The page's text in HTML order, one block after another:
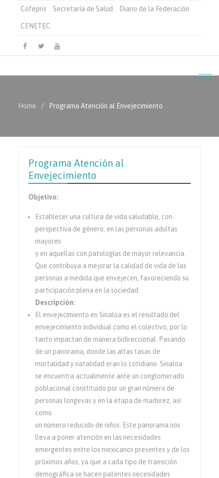
Cofepris Secretaría de Salud Diario de la Federación
CENETEC
Facebook
TwitterYoutube
Home Programa Atención al Envejecimiento
Programa Atención al
Envejecimiento
Objetivo:
Establecer una cultura de vida saludable, con
perspectiva de género, en las personas adultas
mayores
y en aquellas con patologías de mayor relevancia.
Que contribuya a mejorar la calidad de vida de las
personas a medida que envejecen, favoreciendo su
participación plena en la sociedad.
Descripción:
El envejecimiento en Sinaloa es el resultado del
envejecimiento individual como el colectivo, por lo
tanto impactan de manera bidireccional. Pasando
de un panorama, donde las altas tasas de
mortalidad y natalidad eran lo cotidiano. Sinaloa
se encuentra actualmente ante un conglomerado
poblacional constituido por un gran número de
personas longevas y en la etapa de madurez, así
como
un número reducido de niños. Este panorama nos
lleva a poner atención en las necesidades
emergentes entre los mexicanos presentes y de los
próximos años, ya que a cada tipo de transición
demográfica se hacen patentes necesidades